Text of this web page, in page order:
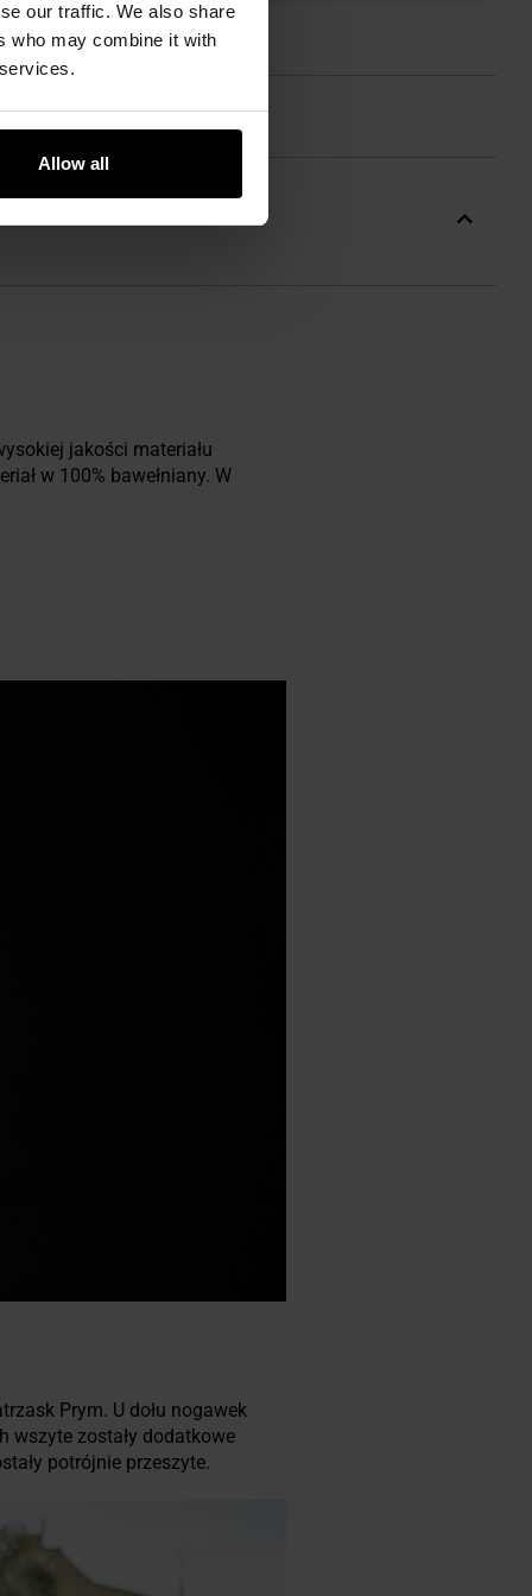
our traffic. We also share
who may combine it with
Allow all
jakości materiału
w 100% bawełniany. W
Prym. U dołu nogawek
wszyte zostały dodatkowe
potrójnie przeszyte.